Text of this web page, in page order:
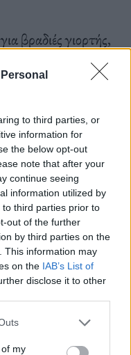
to third parties, or
information for
the below opt-out
note that after your
continue seeing
information utilized by
third parties prior to
out of the further
by third parties on the
This information may
on the IAB’s List of
disclose it to other
my
βραδιές γιορτής,
και μουσικών